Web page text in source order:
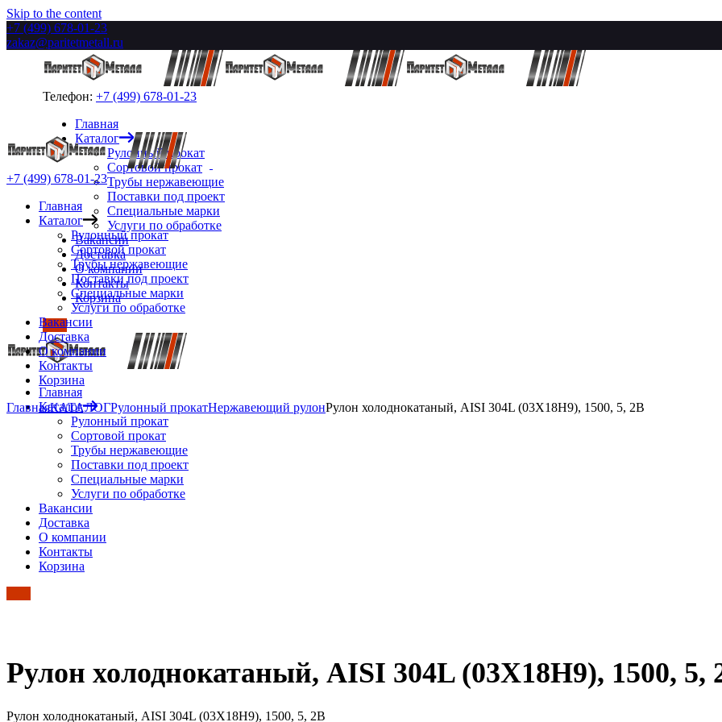
Skip to the content
+7 (499) 678-01-23
zakaz@paritetmetall.ru
Телефон: +7 (499) 678-01-23
Главная
Каталог
Рулонный прокат
Сортовой прокат
Трубы нержавеющие
Поставки под проект
Специальные марки
Услуги по обработке
Вакансии
Доставка
О компании
Контакты
Корзина
Главная
Каталог
Рулонный прокат
Сортовой прокат
Трубы нержавеющие
Поставки под проект
Специальные марки
Услуги по обработке
Вакансии
Доставка
О компании
Контакты
Корзина
+7 (499) 678-01-23
Главная
Каталог
Рулонный прокат
Сортовой прокат
Трубы нержавеющие
Поставки под проект
Специальные марки
Услуги по обработке
Вакансии
Доставка
О компании
Контакты
Корзина
ГлавнаяКАТАЛОГРулонный прокатНержавеющий рулонРулон холоднокатаный, AISI 304L (03Х18Н9), 1500, 5, 2B
Рулон холоднокатаный, AISI 304L (03Х18Н9), 1500, 5,
Рулон холоднокатаный, AISI 304L (03Х18Н9), 1500, 5, 2B